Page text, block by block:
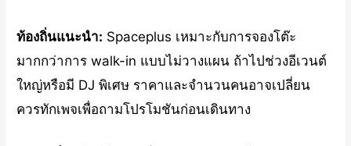
ท้องถิ่นแนะนำ: Spaceplus เหมาะกับการจองโต๊ะ
มากกว่าการ walk-in แบบไม่วางแผน ถ้าไปช่วงอีเวนต์
ใหญ่หรือมี DJ พิเศษ ราคาและจำนวนคนอาจเปลี่ยน
ควรทักเพจเพื่อถามโปรโมชันก่อนเดินทาง